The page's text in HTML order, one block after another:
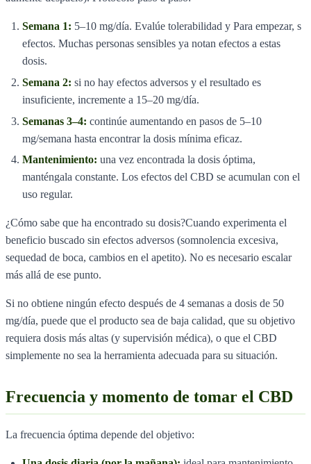
Semana 1: 5–10 mg/día. Evalúe tolerabilidad y Para empezar, s
efectos. Muchas personas sensibles ya notan efectos a estas
dosis.
Semana 2: si no hay efectos adversos y el resultado es
insuficiente, incremente a 15–20 mg/día.
Semanas 3–4: continúe aumentando en pasos de 5–10
mg/semana hasta encontrar la dosis mínima eficaz.
Mantenimiento: una vez encontrada la dosis óptima,
manténgala constante. Los efectos del CBD se acumulan con el
uso regular.
¿Cómo sabe que ha encontrado su dosis?Cuando experimenta el
beneficio buscado sin efectos adversos (somnolencia excesiva,
sequedad de boca, cambios en el apetito). No es necesario escalar
más allá de ese punto.
Si no obtiene ningún efecto después de 4 semanas a dosis de 50
mg/día, puede que el producto sea de baja calidad, que su objetivo
requiera dosis más altas (y supervisión médica), o que el CBD
simplemente no sea la herramienta adecuada para su situación.
Frecuencia y momento de tomar el CBD
La frecuencia óptima depende del objetivo: